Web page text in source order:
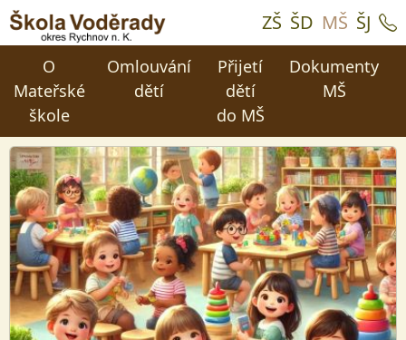
ZŠ ŠD MŠ ŠJ
O
Mateřské
škole
Omlouvání
dětí
Přijetí
dětí
do MŠ
Dokumenty
MŠ